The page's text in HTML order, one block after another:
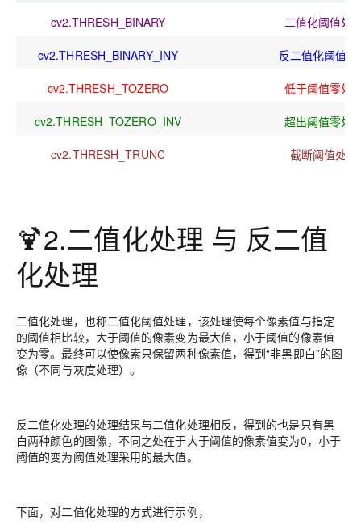
cv2.THRESH_BINARY 二值化阈值处
cv2.THRESH_BINARY_INY 反二值化阈值处
cv2.THRESH_TOZERO 低于阈值零处
cv2.THRESH_TOZERO_INV 超出阈值零处
cv2.THRESH_TRUNC 截断阈值处理
🍹2.二值化处理 与 反二值
化处理
二值化处理，也称二值化阈值处理，该处理使每个像素值与指定
的阈值相比较，大于阈值的像素变为最大值，小于阈值的像素值
变为零。最终可以使像素只保留两种像素值，得到“非黑即白”的图
像（不同与灰度处理）。
反二值化处理的处理结果与二值化处理相反，得到的也是只有黑
白两种颜色的图像，不同之处在于大于阈值的像素值变为0，小于
阈值的变为阈值处理采用的最大值。
下面，对二值化处理的方式进行示例，